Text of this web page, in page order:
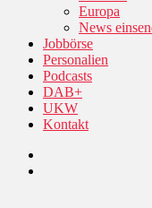
Europa
News
Jobbörse
Personalien
Podcasts
DAB+
UKW
Kontakt